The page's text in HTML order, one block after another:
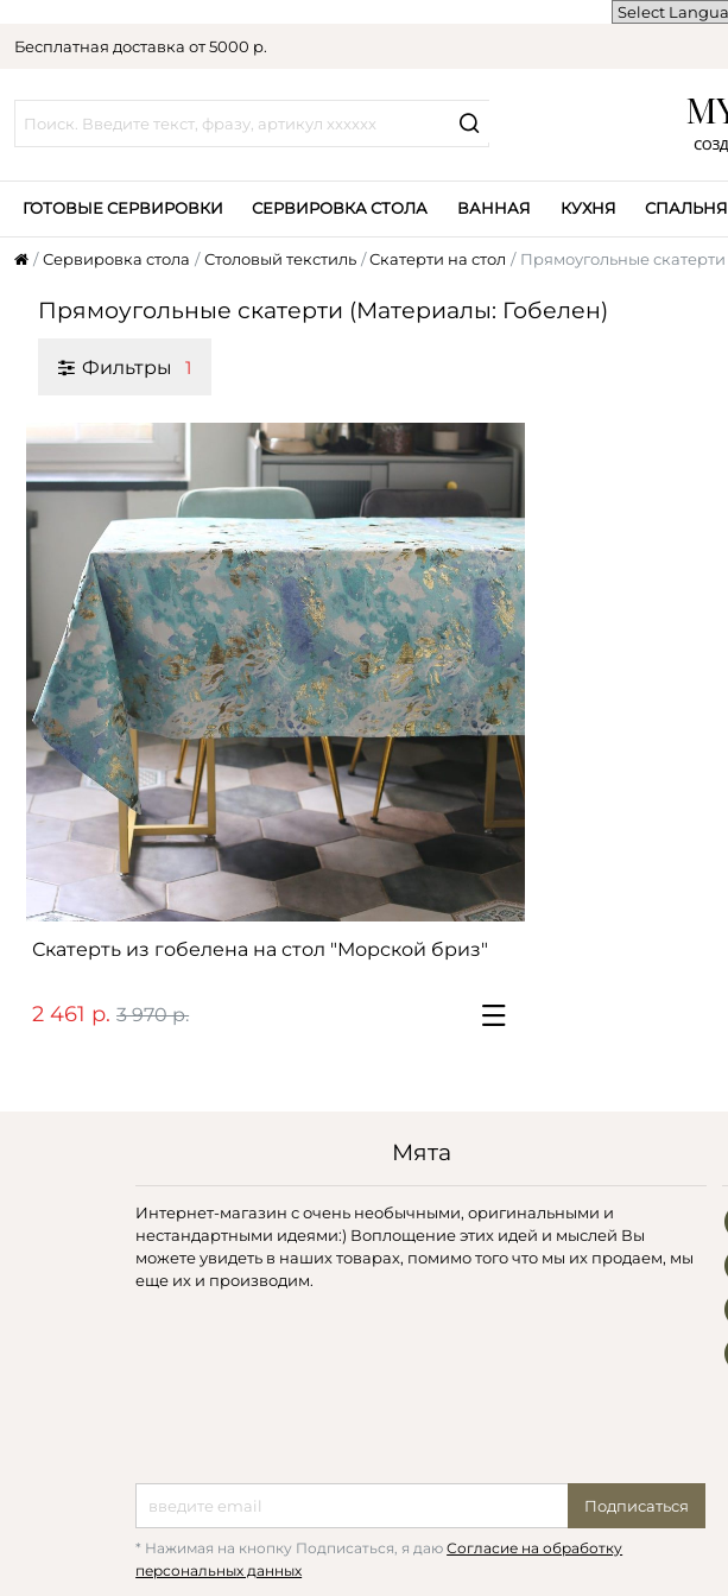
Бесплатная доставка от 5000 р.
ГОТОВЫЕ СЕРВИРОВКИ СЕРВИРОВКА СТОЛА ВАННАЯ КУХНЯ СПАЛЬНЯ
Сервировка стола Столовый текстиль Скатерти на стол Прямоугольные скатерти
Прямоугольные скатерти (Материалы: Гобелен)
Фильтры 1
Скатерть из гобелена на стол "Морской бриз"
2 461 р. 3 970 р.
Мята
Интернет-магазин с очень необычными, оригинальными и
нестандартными идеями:) Воплощение этих идей и мыслей Вы
можете увидеть в наших товарах, помимо того что мы их продаем, мы
еще их и производим.
Подписаться
* Нажимая на кнопку Подписаться, я даюСогласие на обработку
персональных данных